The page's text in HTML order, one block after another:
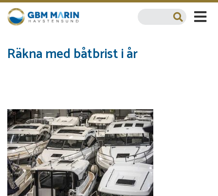
Räkna med båtbrist i år